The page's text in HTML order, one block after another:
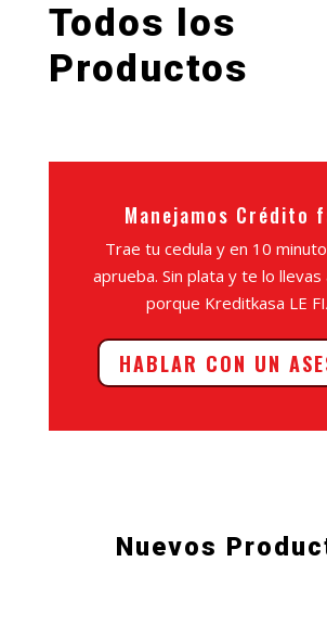
Todos los
Productos
Manejamos Crédito
Trae tu cedula y en 10
aprueba. Sin plata y te lo llevas
porque Kreditkasa LE
HABLAR CON UN
Nuevos